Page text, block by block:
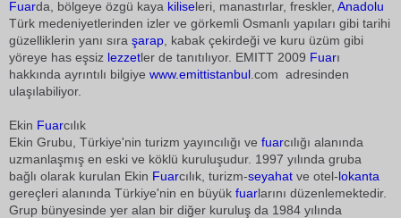
Fuarda, bölgeye özgü kaya kiliseleri, manastırlar, freskler, Anadolu
Türk medeniyetlerinden izler ve görkemli Osmanlı yapıları gibi tarihi
güzelliklerin yanı sıra şarap , kabak çekirdeği ve kuru üzüm gibi
yöreye has eşsiz lezzetler de tanıtılıyor. EMITT 2009 Fuarı
hakkında ayrıntılı bilgiye www.emittistanbul .com adresinden
ulaşılabiliyor.
Ekin Fuarcılık
Ekin Grubu, Türkiye'nin turizm yayıncılığı ve fuarcılığı alanında
uzmanlaşmış en eski ve köklü kuruluşudur. 1997 yılında gruba
bağlı olarak kurulan Ekin Fuarcılık, turizm-seyahat ve otel-lokanta
gereçleri alanında Türkiye'nin en büyük fuarlarını düzenlemektedir.
Grup bünyesinde yer alan bir diğer kuruluş da 1984 yılında